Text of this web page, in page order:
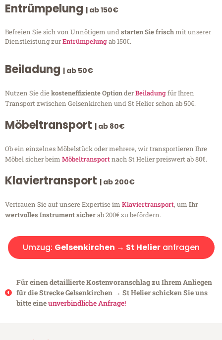
Entrümpelung | ab 150€
Befreien Sie sich von Unnötigem undstarten Sie frischmit unserer
Dienstleistung zurEntrümpelungab 150€.
Beiladung | ab 50€
Nutzen Sie diekosteneffiziente OptionderBeiladungfür Ihren
Transport zwischen Gelsenkirchen und St Helier schon ab 50€.
Möbeltransport | ab 80€
Ob ein einzelnes Möbelstück oder mehrere, wir transportieren Ihre
Möbel sicher beim Möbeltransportnach St Helier preiswert ab 80€.
Klaviertransport | ab 200€
Vertrauen Sie auf unsere Expertise im Klaviertransport, um Ihr
wertvolles Instrument sicherab 200€ zu befördern.
Umzug: Gelsenkirchen → St Helieranfragen
Für einen detaillierte Kostenvoranschlag zu Ihrem Anliegen
für die Strecke Gelsenkirchen → St Helier schicken Sie uns
bitte eineunverbindliche Anfrage!